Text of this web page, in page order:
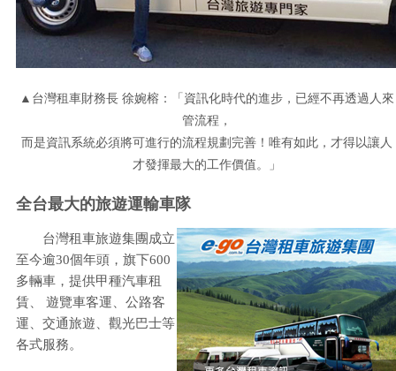
▲台灣租車財務長 徐婉榕：「資訊化時代的進步，已經不再透過人來
管流程，
而是資訊系統必須將可進行的流程規劃完善！唯有如此，才得以讓人
才發揮最大的工作價值。」
全台最大的旅遊運輸車隊
台灣租車旅遊集團成立
至今逾30個年頭，旗下600
多輛車，提供甲種汽車租
賃、 遊覽車客運、公路客
運、交通旅遊、觀光巴士等
各式服務。